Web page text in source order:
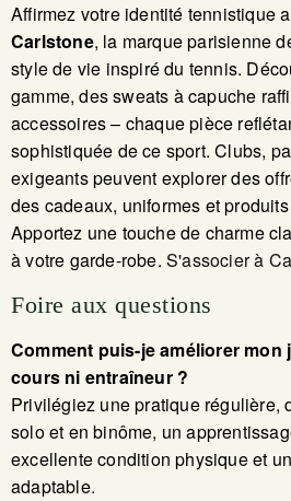
Affirmez votre identité tennistique
Carlstone, la marque parisienne
style de vie inspiré du tennis.
gamme, des sweats à capuche
accessoires – chaque pièce
sophistiquée de ce sport. Clubs,
exigeants peuvent explorer des
des cadeaux, uniformes et
Apportez une touche de charme
à votre garde-robe. S'associer à
Foire aux questions
Comment puis-je améliorer mon
cours ni entraîneur ?
Privilégiez une pratique régulière,
solo et en binôme, un
excellente condition physique et
adaptable.